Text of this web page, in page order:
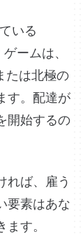
いる
ームは、
たは北極の
す。配達が
開始するの
れば、雇う
要素はあな
ます。